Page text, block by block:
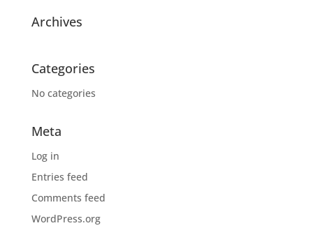
Archives
Categories
No categories
Meta
Log in
Entries feed
Comments feed
WordPress.org